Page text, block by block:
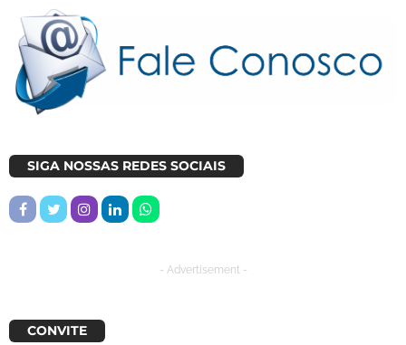
SIGA NOSSAS REDES SOCIAIS
- Advertisement -
CONVITE